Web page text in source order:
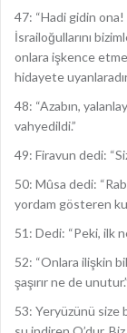
47: “Hadi gidin
İsrailoğullarını
onlara işkence
hidayete
48: “Azabın,
vahyedildi.”
49: Firavun dedi:
50: Mûsa dedi:
yordam gösteren
51: Dedi: “Peki, ilk
52: “Onlara ilişkin
şaşırır ne de unutur.”
53: Yeryüzünü size